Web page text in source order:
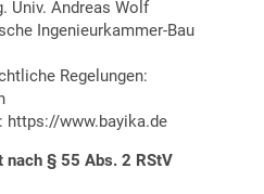
Univ. Andreas Wolf
Ingenieurkammer-Bau
Regelungen:
https://www.bayika.de
nach § 55 Abs. 2 RStV